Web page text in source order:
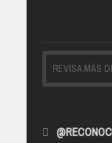
REVISA MÁS